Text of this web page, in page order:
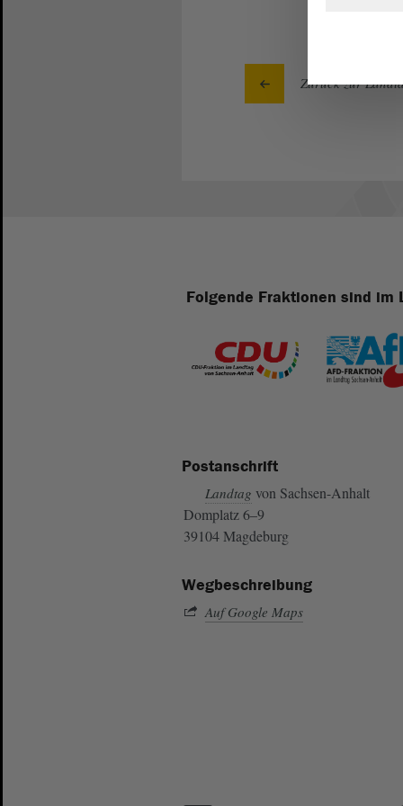
Zurück zur
Folgende Fraktionen sind im
Postanschrift
Landtag von Sachsen-Anhalt
Domplatz 6–9
39104 Magdeburg
Wegbeschreibung
Auf Google Maps